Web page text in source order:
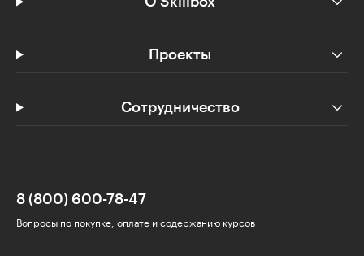
Проекты
Сотрудничество
8 (800) 600-78-47
Вопросы по покупке, оплате и содержанию курсов